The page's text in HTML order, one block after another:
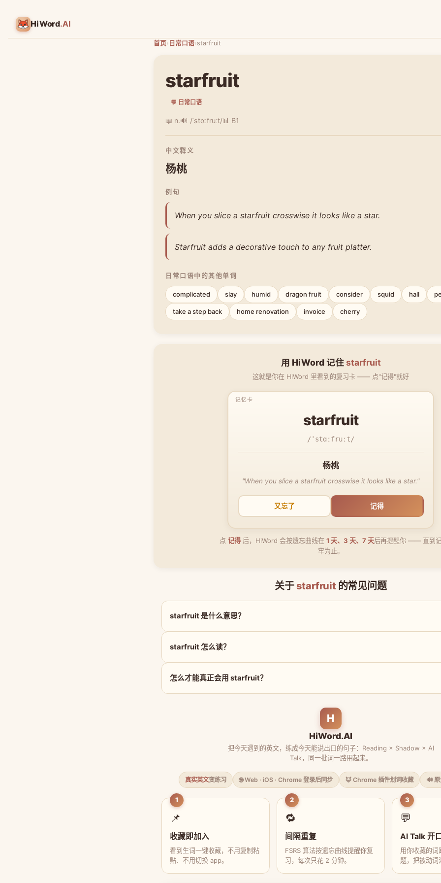
HiWord.AI
首页› 日常口语›starfruit
starfruit
💬 日常口语
📖 n.🔊 /ˈstɑːfruːt/📊 B1
中文释义
杨桃
例句
When you slice a starfruit crosswise it looks like a star.
Starfruit adds a decorative touch to any fruit platter.
日常口语中的其他单词
complicated slay humid dragon fruit consider squid hall
take a step back home renovation invoice cherry
用 HiWord 记住starfruit
这就是你在 HiWord 里看到的复习卡 —— 点"记得"就好
starfruit
/ˈstɑːfruːt/
杨桃
"When you slice a starfruit crosswise it looks like a star."
又忘了 记得
点 记得 后，HiWord 会按遗忘曲线在 1 天、3 天、7 天后再提醒你 —— 直到
牢为止。
关于 starfruit的常见问题
starfruit 是什么意思？
starfruit 怎么读？
怎么才能真正会用 starfruit？
H
HiWord.AI
把今天遇到的英文，练成今天能说出口的句子：Reading × Shadow × AI
Talk，同一批词一路用起来。
真实英文变练习 🌐 Web · iOS · Chrome 登录后同步 🦊 Chrome 插件划词收藏 🔊
1
📌
收藏即加入
看到生词一键收藏，不用复制粘
贴、不用切换 app。
2
🔁
间隔重复
FSRS 算法按遗忘曲线提醒你复
习，每次只花 2 分钟。
3
💬
AI Talk 开
用你收藏的词
题，把被动词